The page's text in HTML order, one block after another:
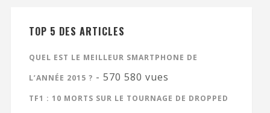
TOP 5 DES ARTICLES
QUEL EST LE MEILLEUR SMARTPHONE DE
L’ANNÉE 2015 ? - 570 580 vues
TF1 : 10 MORTS SUR LE TOURNAGE DE DROPPED